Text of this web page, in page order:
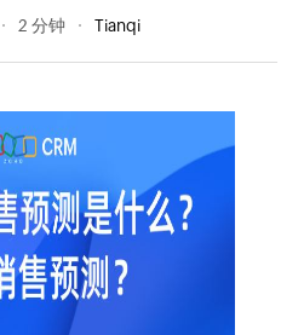
2 分钟 Tianqi